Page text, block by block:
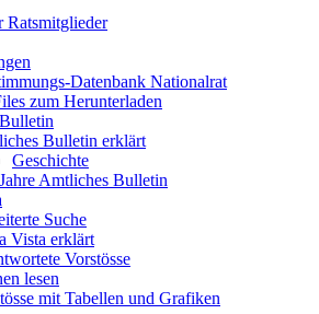
Ratsmitglieder
Datenbank Nationalrat
zum Herunterladen
Bulletin erklärt
Geschichte
Amtliches Bulletin
Suche
Vista erklärt
Vorstösse
lesen
mit Tabellen und Grafiken